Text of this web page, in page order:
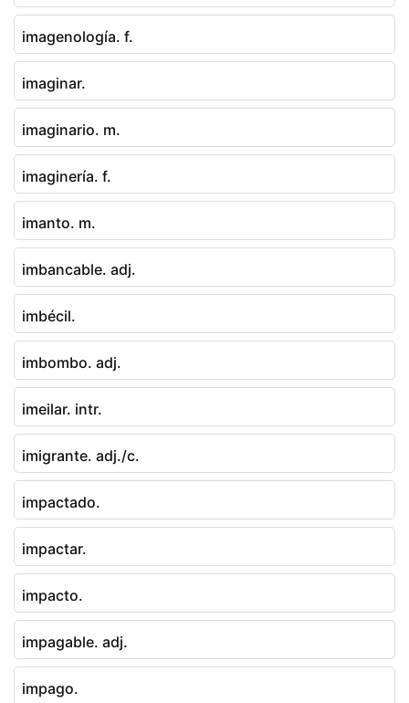
imagenología. f.
imaginar.
imaginario. m.
imaginería. f.
imanto. m.
imbancable. adj.
imbécil.
imbombo. adj.
imeilar. intr.
imigrante. adj./c.
impactado.
impactar.
impacto.
impagable. adj.
impago.